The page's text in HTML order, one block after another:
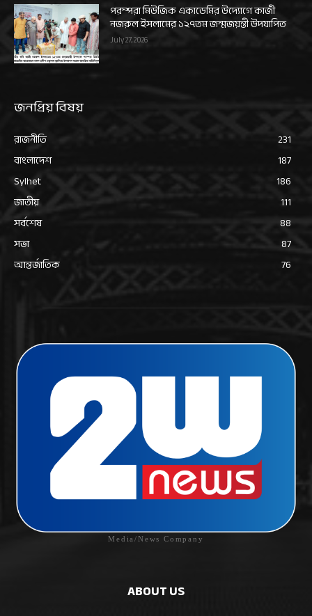
পরম্পরা মিউজিক একাডেমির উদ্যোগে কাজী
নজরুল ইসলামের ১২৭তম জন্মজয়ন্তী উদযাপিত
July 27, 2026
জনপ্রিয় বিষয়
রাজনীতি
231
বাংলাদেশ
187
Sylhet
186
জাতীয়
111
সর্বশেষ
88
সভা
87
আন্তর্জাতিক
76
Media/News Company
ABOUT US